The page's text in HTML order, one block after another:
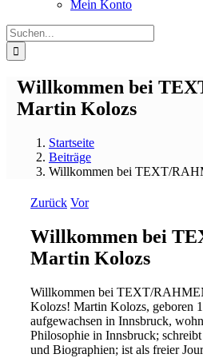
Mein Konto
Suche
nach:
Willkommen bei
Martin Kolozs
Startseite
Beiträge
Willkommen bei TEXT/
Zurück Vor
Willkommen bei
Martin Kolozs
Willkommen bei TEXT/
Kolozs! Martin Kolozs, geboren
aufgewachsen in Innsbruck,
Philosophie in Innsbruck;
und Biographien; ist als freier